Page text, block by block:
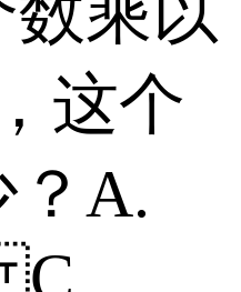
这个
A.